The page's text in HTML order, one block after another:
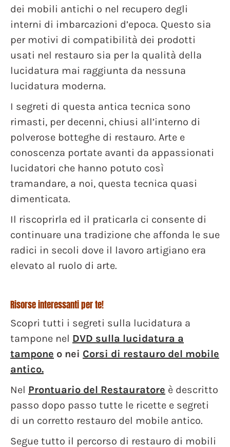
dei mobili antichi o nel recupero degli
interni di imbarcazioni d’epoca. Questo sia
per motivi di compatibilità dei prodotti
usati nel restauro sia per la qualità della
lucidatura mai raggiunta da nessuna
lucidatura moderna.
I segreti di questa antica tecnica sono
rimasti, per decenni, chiusi all’interno di
polverose botteghe di restauro. Arte e
conoscenza portate avanti da appassionati
lucidatori che hanno potuto così
tramandare, a noi, questa tecnica quasi
dimenticata.
Il riscoprirla ed il praticarla ci consente di
continuare una tradizione che affonda le sue
radici in secoli dove il lavoro artigiano era
elevato al ruolo di arte.
Risorse interessanti per te!
Scopri tutti i segreti sulla lucidatura a
tampone nel DVD sulla lucidatura a
tampone o nei Corsi di restauro del mobile
antico.
Nel Prontuario del Restauratore è descritto
passo dopo passo tutte le ricette e segreti
di un corretto restauro del mobile antico.
Segue tutto il percorso di restauro di mobili